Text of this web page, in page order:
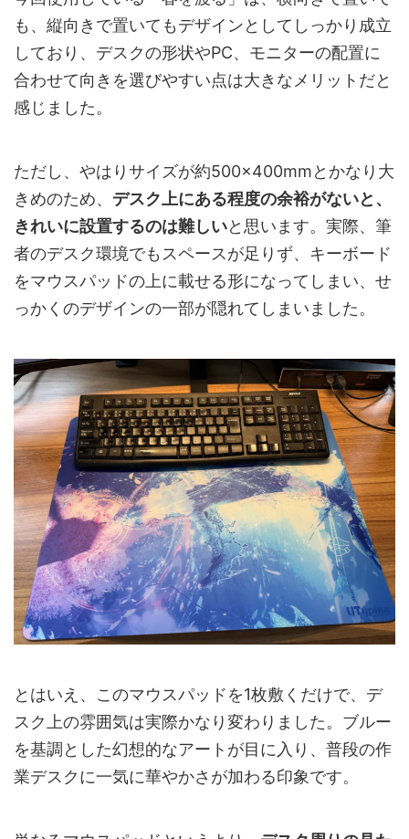
も、縦向きで置いてもデザインとしてしっかり成立
しており、デスクの形状やPC、モニターの配置に
合わせて向きを選びやすい点は大きなメリットだと
感じました。
ただし、やはりサイズが約500×400mmとかなり大
きめのため、 デスク上にある程度の余裕がないと、
きれいに設置するのは難しいと思います。実際、筆
者のデスク環境でもスペースが足りず、キーボード
をマウスパッドの上に載せる形になってしまい、せ
っかくのデザインの一部が隠れてしまいました。
とはいえ、このマウスパッドを1枚敷くだけで、デ
スク上の雰囲気は実際かなり変わりました。ブルー
を基調とした幻想的なアートが目に入り、普段の作
業デスクに一気に華やかさが加わる印象です。